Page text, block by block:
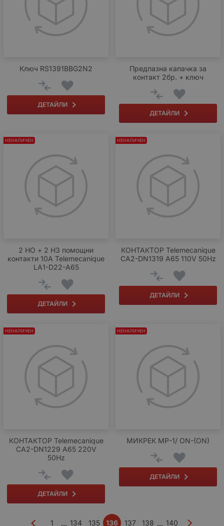
Ключ RS1391BBG2N2
ДЕТАЙЛИ
Предпазна капачка за
контакт 2бр. + ключ
ДЕТАЙЛИ
2 НО + 2 НЗ помощни
контакти 10A Telemecanique
LA1-D22-A65
ДЕТАЙЛИ
НЕНАЛИЧЕН
КОНТАКТОР Telemecanique
CA2-DN1319 A65 110V 50Hz
ДЕТАЙЛИ
НЕНАЛИЧЕН
КОНТАКТОР Telemecanique
CA2-DN1229 A65 220V
50Hz
ДЕТАЙЛИ
НЕНАЛИЧЕН
МИКРЕК МР-1/ ON-(ON)
ДЕТАЙЛИ
НЕНАЛИЧЕН
1 ... 134 135 136 137 138 ... 140